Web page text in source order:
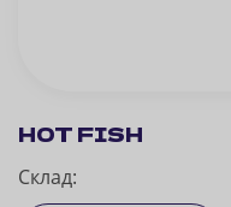
HOT FISH
Склад: